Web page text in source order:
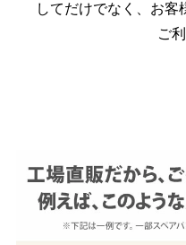
してだけでなく、お客
ご